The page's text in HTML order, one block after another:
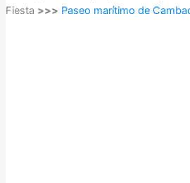
Fiesta >>> Paseo marítimo de